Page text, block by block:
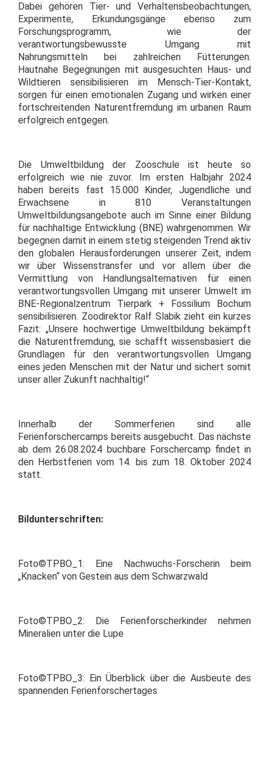
Dabei gehören Tier- und Verhaltensbeobachtungen,
Experimente, Erkundungsgänge ebenso zum
Forschungsprogramm, wie der
verantwortungsbewusste Umgang mit
Nahrungsmitteln bei zahlreichen Fütterungen.
Hautnahe Begegnungen mit ausgesuchten Haus- und
Wildtieren sensibilisieren im Mensch-Tier-Kontakt,
sorgen für einen emotionalen Zugang und wirken einer
fortschreitenden Naturentfremdung im urbanen Raum
erfolgreich entgegen.
Die Umweltbildung der Zooschule ist heute so
erfolgreich wie nie zuvor. Im ersten Halbjahr 2024
haben bereits fast 15.000 Kinder, Jugendliche und
Erwachsene in 810 Veranstaltungen
Umweltbildungsangebote auch im Sinne einer Bildung
für nachhaltige Entwicklung (BNE) wahrgenommen. Wir
begegnen damit in einem stetig steigenden Trend aktiv
den globalen Herausforderungen unserer Zeit, indem
wir über Wissenstransfer und vor allem über die
Vermittlung von Handlungsalternativen für einen
verantwortungsvollen Umgang mit unserer Umwelt im
BNE-Regionalzentrum Tierpark + Fossilium Bochum
sensibilisieren. Zoodirektor Ralf Slabik zieht ein kurzes
Fazit: „Unsere hochwertige Umweltbildung bekämpft
die Naturentfremdung, sie schafft wissensbasiert die
Grundlagen für den verantwortungsvollen Umgang
eines jeden Menschen mit der Natur und sichert somit
unser aller Zukunft nachhaltig!“
Innerhalb der Sommerferien sind alle
Ferienforschercamps bereits ausgebucht. Das nächste
ab dem 26.08.2024 buchbare Forschercamp findet in
den Herbstferien vom 14. bis zum 18. Oktober 2024
statt.
Bildunterschriften:
Foto©TPBO_1: Eine Nachwuchs-Forscherin beim
„Knacken“ von Gestein aus dem Schwarzwald
Foto©TPBO_2: Die Ferienforscherkinder nehmen
Mineralien unter die Lupe
Foto©TPBO_3: Ein Überblick über die Ausbeute des
spannenden Ferienforschertages